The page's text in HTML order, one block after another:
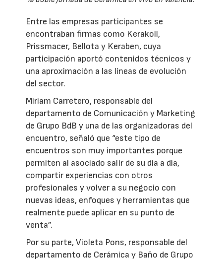
Entre las empresas participantes se
encontraban firmas como Kerakoll,
Prissmacer, Bellota y Keraben, cuya
participación aportó contenidos técnicos y
una aproximación a las líneas de evolución
del sector.
Miriam Carretero, responsable del
departamento de Comunicación y Marketing
de Grupo BdB y una de las organizadoras del
encuentro, señaló que “este tipo de
encuentros son muy importantes porque
permiten al asociado salir de su día a día,
compartir experiencias con otros
profesionales y volver a su negocio con
nuevas ideas, enfoques y herramientas que
realmente puede aplicar en su punto de
venta”.
Por su parte, Violeta Pons, responsable del
departamento de Cerámica y Baño de Grupo